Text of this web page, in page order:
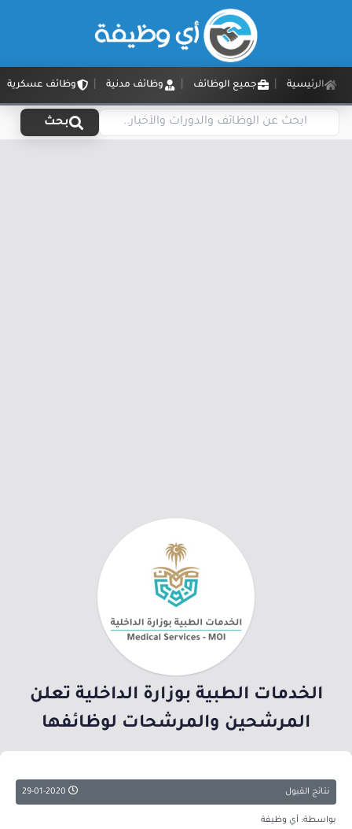
الرئيسية جميع الوظائف وظائف مدنية وظائف عسكرية
بحث
الخدمات الطبية بوزارة الداخلية تعلن
المرشحين والمرشحات لوظائفها
نتائج القبول
بواسطة: أي وظيفة